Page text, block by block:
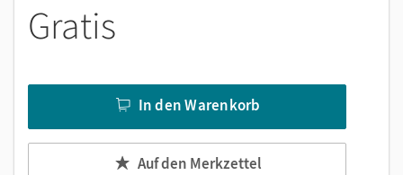
Gratis
In den Warenkorb
Auf den Merkzettel